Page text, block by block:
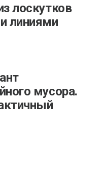
лоскутков
линиями
мусора.